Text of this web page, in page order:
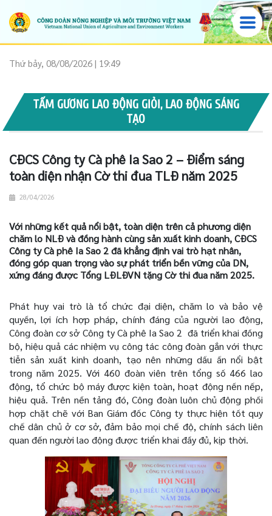
Thứ bảy, 08/08/2026 | 19:49
TẤM GƯƠNG LAO ĐỘNG GIỎI, LAO ĐỘNG SÁNG
TẠO
CĐCS Công ty Cà phê Ia Sao 2 – Điểm sáng
toàn diện nhận Cờ thi đua TLĐ năm 2025
28/04/2026
Với những kết quả nổi bật, toàn diện trên cả phương diện
chăm lo NLĐ và đồng hành cùng sản xuất kinh doanh, CĐCS
Công ty Cà phê Ia Sao 2 đã khẳng định vai trò hạt nhân,
đóng góp quan trọng vào sự phát triển bền vững của DN,
xứng đáng được Tổng LĐLĐVN tặng Cờ thi đua năm 2025.
Phát huy vai trò là tổ chức đại diện, chăm lo và bảo vệ
quyền, lợi ích hợp pháp, chính đáng của người lao động,
Công đoàn cơ sở Công ty Cà phê Ia Sao 2 đã triển khai đồng
bộ, hiệu quả các nhiệm vụ công tác công đoàn gắn với thực
tiễn sản xuất kinh doanh, tạo nên những dấu ấn nổi bật
trong năm 2025. Với 460 đoàn viên trên tổng số 466 lao
động, tổ chức bộ máy được kiện toàn, hoạt động nền nếp,
hiệu quả. Trên nền tảng đó, Công đoàn luôn chủ động phối
hợp chặt chẽ với Ban Giám đốc Công ty thực hiện tốt quy
chế dân chủ ở cơ sở, đảm bảo mọi chế độ, chính sách liên
quan đến người lao động được triển khai đầy đủ, kịp thời.